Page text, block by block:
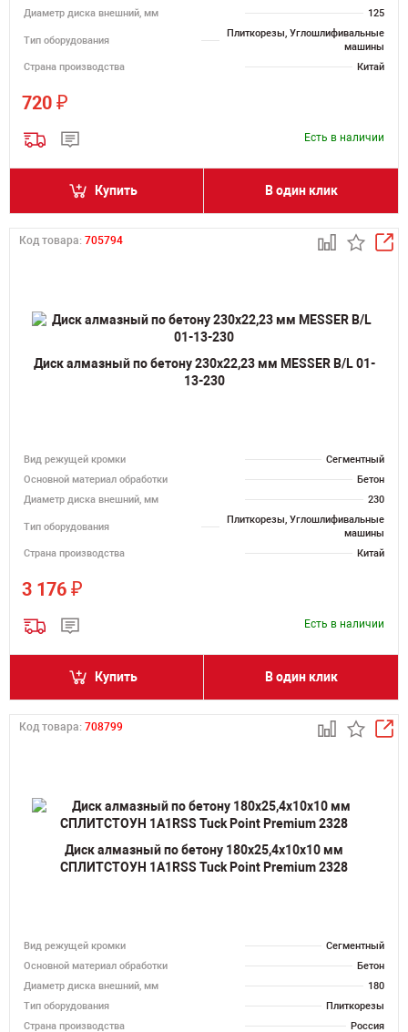
Диаметр диска внешний, мм
125
Тип оборудования
Плиткорезы, Углошлифивальные
машины
Страна производства
Китай
720 ₽
Есть в наличии
Купить В один клик
Код товара: 705794
Диск алмазный по бетону 230х22,23 мм MESSER B/L 01-
13-230
Вид режущей кромки
Сегментный
Основной материал обработки
Бетон
Диаметр диска внешний, мм
230
Тип оборудования
Плиткорезы, Углошлифивальные
машины
Страна производства
Китай
3 176 ₽
Есть в наличии
Купить В один клик
Код товара: 708799
Диск алмазный по бетону 180х25,4х10х10 мм
СПЛИТСТОУН 1A1RSS Tuck Point Premium 2328
Вид режущей кромки
Сегментный
Основной материал обработки
Бетон
Диаметр диска внешний, мм
180
Тип оборудования
Плиткорезы
Страна производства
Россия